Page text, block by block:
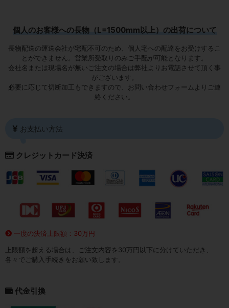
個人のお客様への長物（L=1500mm以上）の出荷について
長物配送の運送会社が宅配不可のため、個人宅への配達をお受けするこ
とができません。営業所受取りのみご手配が可能となります。
会社名または現場名が無いご注文の場合は弊社よりお電話させて頂く事
がございます。
必要に応じて切断加工もできますので、お問い合わせフォームよりご連
絡ください。
お支払い方法
クレジットカード決済
一度の決済上限額：30万円
上限額を超える場合は、ご注文内容を30万円以下に分けていただき、
各々でご購入手続きをお願い致します。
代金引換